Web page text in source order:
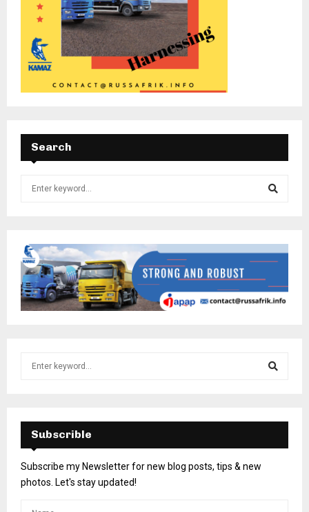
Search
Subscrible
Subscribe my Newsletter for new blog posts, tips & new
photos. Let's stay updated!